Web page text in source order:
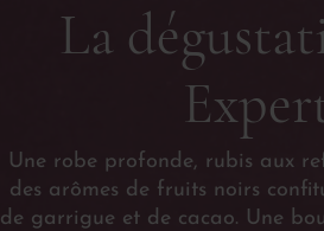
La
Une robe profonde, rubis aux
des arômes de fruits noirs
de garrigue et de cacao. Une